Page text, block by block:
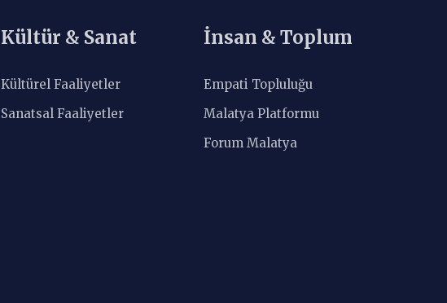
Kültür & Sanat
Kültürel Faaliyetler
Sanatsal Faaliyetler
İnsan & Toplum
Empati Topluluğu
Malatya Platformu
Forum Malatya